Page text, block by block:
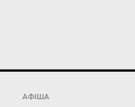
АФІША